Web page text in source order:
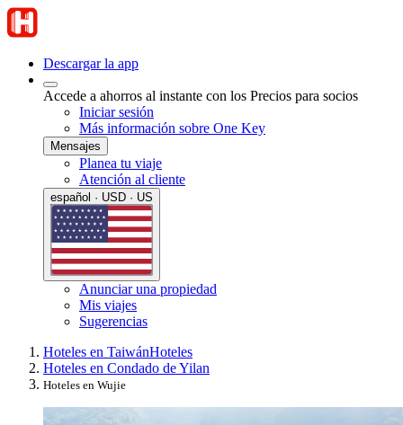
Descargar la app
Accede a ahorros al instante con los Precios para socios
Iniciar sesión
Más información sobre One Key
Mensajes
Planea tu viaje
Atención al cliente
español · USD · US
Anunciar una propiedad
Mis viajes
Sugerencias
Hoteles en TaiwánHoteles
Hoteles en Condado de Yilan
Hoteles en Wujie